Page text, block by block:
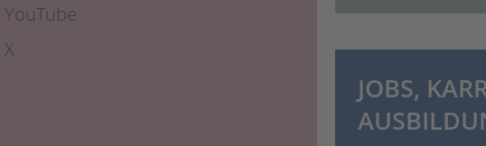
YouTube
X
JOBS,